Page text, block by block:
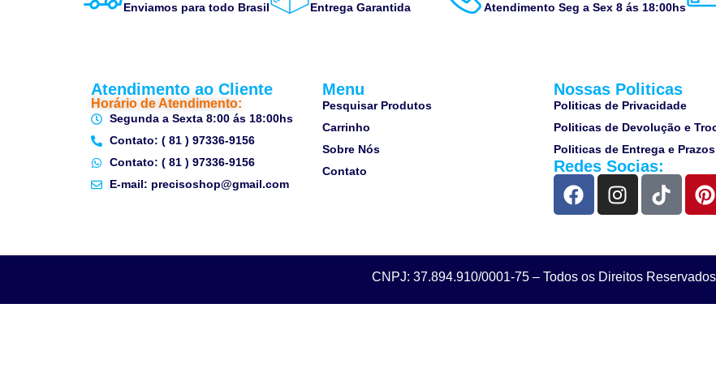
Enviamos para todo Brasil Entrega Garantida Atendimento Seg a Sex 8 ás 18:00hs
Atendimento ao Cliente
Horário de Atendimento:
Segunda a Sexta 8:00 ás 18:00hs
Contato: ( 81 ) 97336-9156
Contato: ( 81 ) 97336-9156
E-mail: precisoshop@gmail.com
Menu
Pesquisar Produtos
Carrinho
Sobre Nós
Contato
Nossas Politicas
Politicas de Privacidade
Politicas de Devolução e
Politicas de Entrega e Prazos
Redes Socias:
CNPJ: 37.894.910/0001-75 – Todos os Direitos